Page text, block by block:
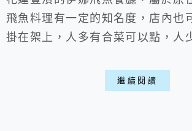
飛魚料理有一定的知名度，店內也
掛在架上，人多有合菜可以點，人
挺不錯，難怪地處花蓮南區偏郊，
上門，不過夏天坐外面真的悶熱了
繼續閱讀